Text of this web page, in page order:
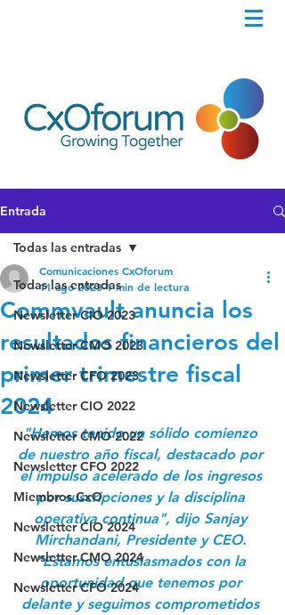
Entrada
Todas las entradas
Newsletter CIO 2023
Newsletter CMO 2023
Newsletter CFO 2023
Newsletter CIO 2022
Newsletter CMO 2022
Newsletter CFO 2022
Miembros CxO
Newsletter CIO 2024
Newsletter CMO 2024
Newsletter CFO 2024
Todas las entradas
Commvault anuncia los
resultados financieros del
primer trimestre fiscal
2024
Comunicaciones CxOforum
11 ago 2023 1 min de lectura
"Hemos tenido un sólido comienzo
de nuestro año fiscal, destacado por
el impulso acelerado de los ingresos
por suscripciones y la disciplina
operativa continua", dijo Sanjay
Mirchandani, Presidente y CEO.
"Estamos entusiasmados con la
oportunidad que tenemos por
delante y seguimos comprometidos